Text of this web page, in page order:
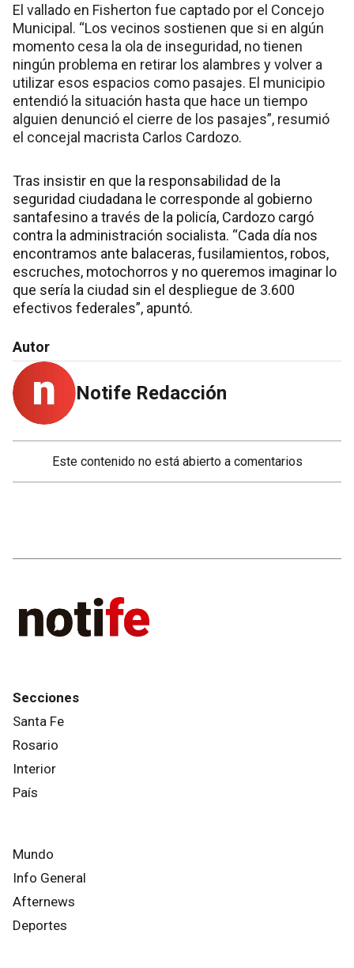
El vallado en Fisherton fue captado por el Concejo
Municipal. “Los vecinos sostienen que si en algún
momento cesa la ola de inseguridad, no tienen
ningún problema en retirar los alambres y volver a
utilizar esos espacios como pasajes. El municipio
entendió la situación hasta que hace un tiempo
alguien denunció el cierre de los pasajes”, resumió
el concejal macrista Carlos Cardozo.
Tras insistir en que la responsabilidad de la
seguridad ciudadana le corresponde al gobierno
santafesino a través de la policía, Cardozo cargó
contra la administración socialista. “Cada día nos
encontramos ante balaceras, fusilamientos, robos,
escruches, motochorros y no queremos imaginar lo
que sería la ciudad sin el despliegue de 3.600
efectivos federales”, apuntó.
Autor
Notife Redacción
Este contenido no está abierto a comentarios
Secciones
Santa Fe
Rosario
Interior
País
Mundo
Info General
Afternews
Deportes